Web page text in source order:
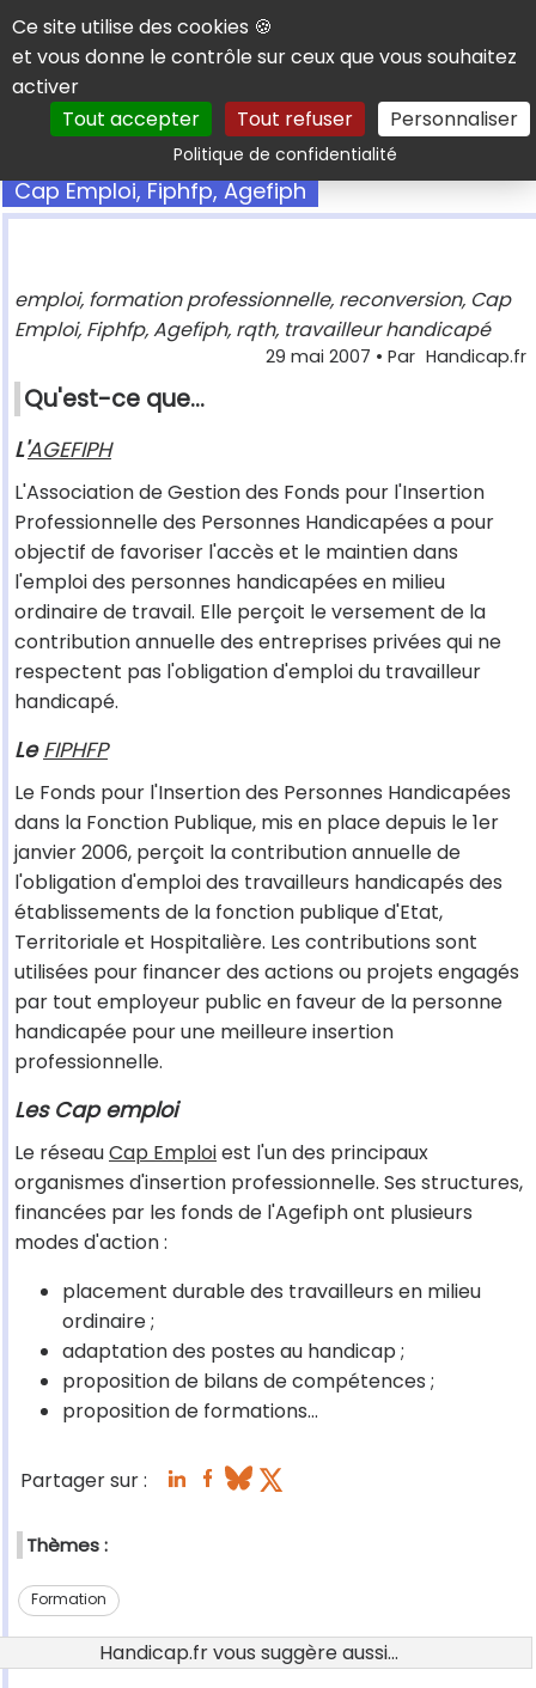
Panneau de gestion des cookies
Ce site utilise des cookies 🍪
et vous donne le contrôle sur ceux que vous souhaitez
activer
Tout accepter
Tout refuser Personnaliser
Politique de confidentialitéRechercher
Cap Emploi, Fiphfp, Agefiph
emploi, formation professionnelle, reconversion, Cap
Emploi, Fiphfp, Agefiph, rqth, travailleur handicapé
29 mai 2007 • Par Handicap.fr
Qu'est-ce que...
L'AGEFIPH
L'Association de Gestion des Fonds pour l'Insertion
Professionnelle des Personnes Handicapées a pour
objectif de favoriser l'accès et le maintien dans
l'emploi des personnes handicapées en milieu
ordinaire de travail. Elle perçoit le versement de la
contribution annuelle des entreprises privées qui ne
respectent pas l'obligation d'emploi du travailleur
handicapé.
LeFIPHFP
Le Fonds pour l'Insertion des Personnes Handicapées
dans la Fonction Publique, mis en place depuis le 1er
janvier 2006, perçoit la contribution annuelle de
l'obligation d'emploi des travailleurs handicapés des
établissements de la fonction publique d'Etat,
Territoriale et Hospitalière. Les contributions sont
utilisées pour financer des actions ou projets engagés
par tout employeur public en faveur de la personne
handicapée pour une meilleure insertion
professionnelle.
Les Cap emploi
Le réseauCap Emploiest l'un des principaux
organismes d'insertion professionnelle. Ses structures,
financées par les fonds de l'Agefiph ont plusieurs
modes d'action :
placement durable des travailleurs en milieu
ordinaire ;
adaptation des postes au handicap ;
proposition de bilans de compétences ;
proposition de formations...
Partager sur :
Thèmes :
Formation
Handicap.fr vous suggère aussi...